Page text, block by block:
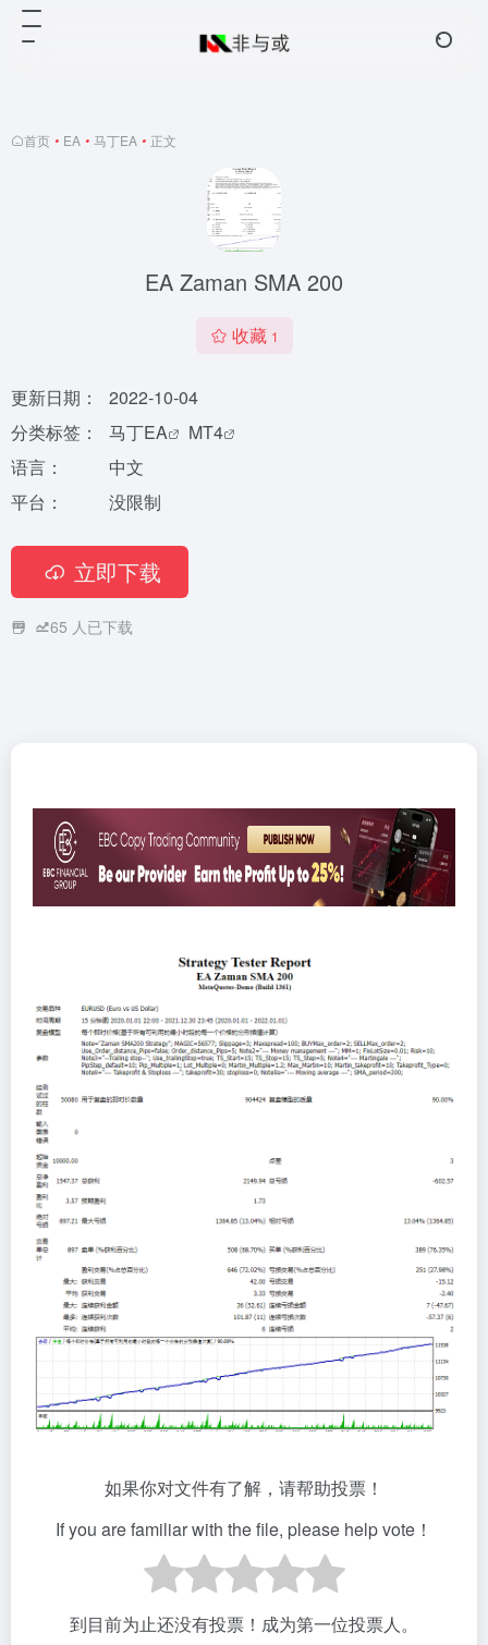
首页 • EA • 马丁EA • 正文
EA Zaman SMA 200
收藏 1
更新日期：
2022-10-04
分类标签：
马丁EA
MT4
语言：
中文
平台：
没限制
立即下载
65 人已下载
如果你对文件有了解，请帮助投票！
If you are familiar with the file, please help vote！
到目前为止还没有投票！成为第一位投票人。